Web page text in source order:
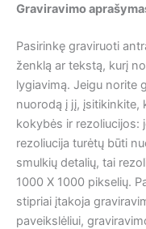
Graviravimo
Pasirinkę graviruoti
ženklą ar tekstą, kurį
lygiavimą. Jeigu norite
nuorodą į jį, įsitikinkite,
kokybės ir rezoliucijos:
rezoliucija turėtų būti
smulkių detalių, tai
1000 X 1000 pikselių.
stipriai įtakoja
paveikslėliui,